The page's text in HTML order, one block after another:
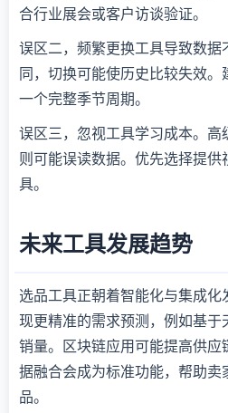
合行业展会或客户访谈验证。
误区二，频繁更换工具导致数
同，切换可能使历史比较失效
一个完整季节周期。
误区三，忽视工具学习成本。
则可能误读数据。优先选择提
具。
未来工具发展趋势
选品工具正朝着智能化与集成
现更精准的需求预测，例如基
销量。区块链应用可能提高供
据融合会成为标准功能，帮助
品。